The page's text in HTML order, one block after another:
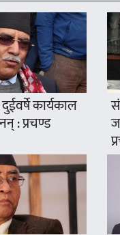
कार्यकाल
: प्रचण्ड